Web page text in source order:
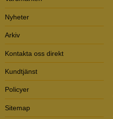
Nyheter
Arkiv
Kontakta oss direkt
Kundtjänst
Policyer
Sitemap